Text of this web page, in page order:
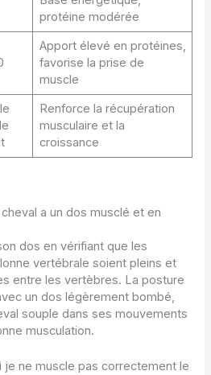
protéine modérée
Apport élevé en protéines,
favorise la prise de
muscle
Renforce la récupération
musculaire et la
croissance
a un dos musclé et en
dos en vérifiant que les
vertébrale soient pleins et
entre les vertèbres. La posture
un dos légèrement bombé,
souple dans ses mouvements
musculation.
je ne muscle pas correctement le